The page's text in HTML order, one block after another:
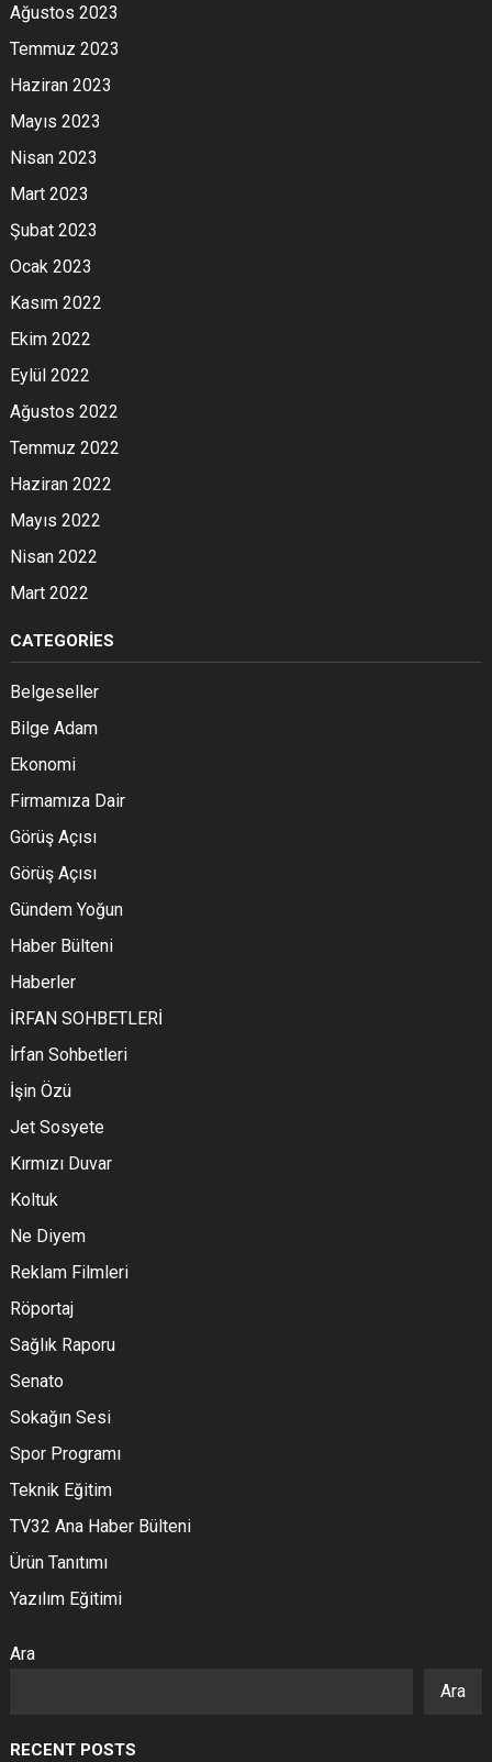
Ağustos 2023
Temmuz 2023
Haziran 2023
Mayıs 2023
Nisan 2023
Mart 2023
Şubat 2023
Ocak 2023
Kasım 2022
Ekim 2022
Eylül 2022
Ağustos 2022
Temmuz 2022
Haziran 2022
Mayıs 2022
Nisan 2022
Mart 2022
CATEGORIES
Belgeseller
Bilge Adam
Ekonomi
Firmamıza Dair
Görüş Açısı
Görüş Açısı
Gündem Yoğun
Haber Bülteni
Haberler
İRFAN SOHBETLERİ
İrfan Sohbetleri
İşin Özü
Jet Sosyete
Kırmızı Duvar
Koltuk
Ne Diyem
Reklam Filmleri
Röportaj
Sağlık Raporu
Senato
Sokağın Sesi
Spor Programı
Teknik Eğitim
TV32 Ana Haber Bülteni
Ürün Tanıtımı
Yazılım Eğitimi
Ara
Ara
RECENT POSTS